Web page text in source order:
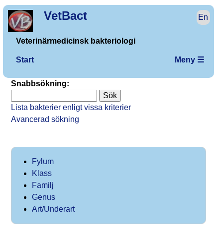
VetBact En
Veterinärmedicinsk bakteriologi
Start Meny ☰
Snabbsökning:
Lista bakterier enligt vissa kriterier
Avancerad sökning
Fylum
Klass
Familj
Genus
Art/Underart